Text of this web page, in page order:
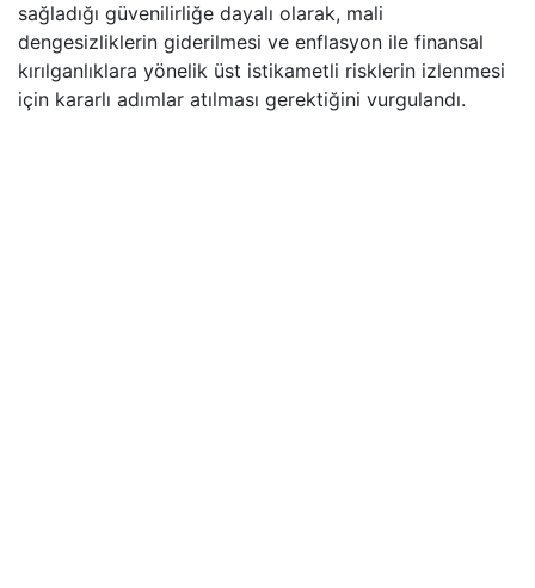
sağladığı güvenilirliğe dayalı olarak, mali
dengesizliklerin giderilmesi ve enflasyon ile finansal
kırılganlıklara yönelik üst istikametli risklerin izlenmesi
için kararlı adımlar atılması gerektiğini vurgulandı.